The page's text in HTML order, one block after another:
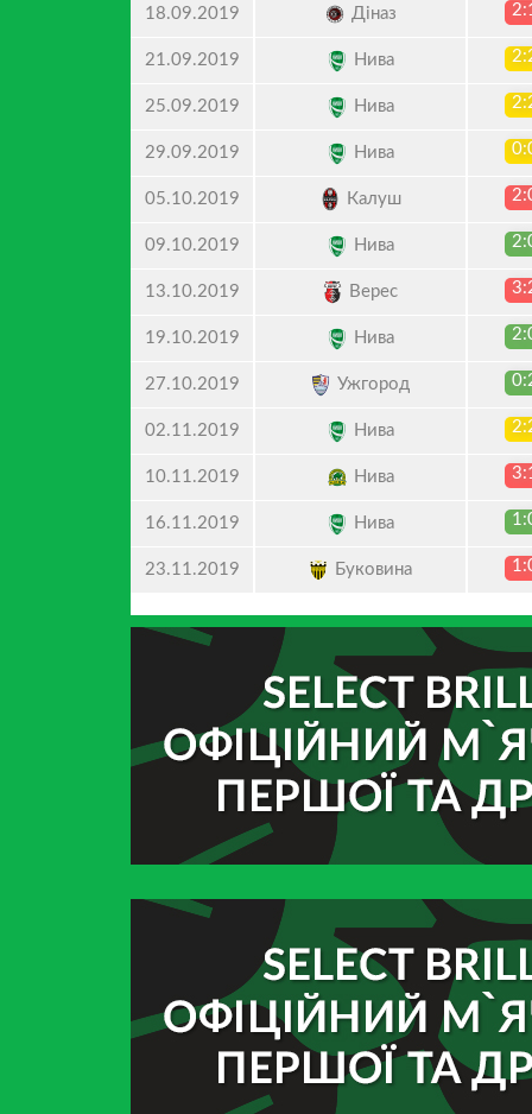
18.09.2019 Діназ
21.09.2019 Нива
25.09.2019 Нива
29.09.2019 Нива
05.10.2019 Калуш
09.10.2019 Нива
13.10.2019 Верес
19.10.2019 Нива
27.10.2019 Ужгород
02.11.2019 Нива
10.11.2019 Нива
16.11.2019 Нива
23.11.2019 Буковина